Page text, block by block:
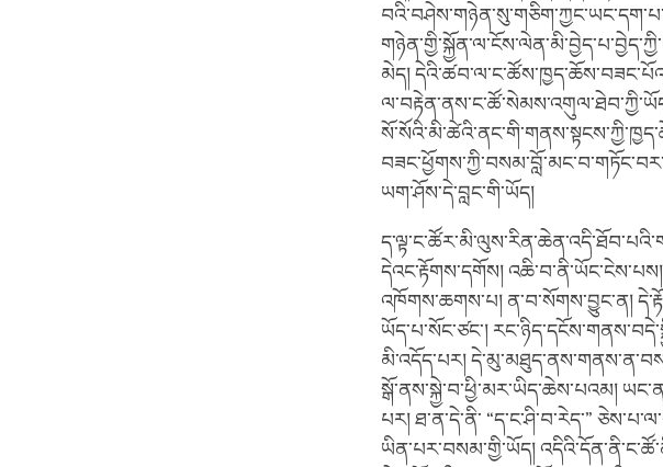
མེད།
ཡག་ཤོས་དེ་བླང་གི་ཡོད།
དེའང་རྟོགས་དགོས།
འཁོགས་ཆགས་པ། ན་བ་སོགས་བྱུང་ན།
ཡོད་པ་སོང་ཙང་།
མི་འདོད་པར།
སྒོ་ནས་སྐྱེ་བ་ཕྱི་མར་ཡིད་ཆེས་པའམ།
པར། ཐ་ན་དེ་ནི་ “ད་ང་ཤི་བ་རེད་”
ཡིན་པར་བསམ་གྱི་ཡོད།